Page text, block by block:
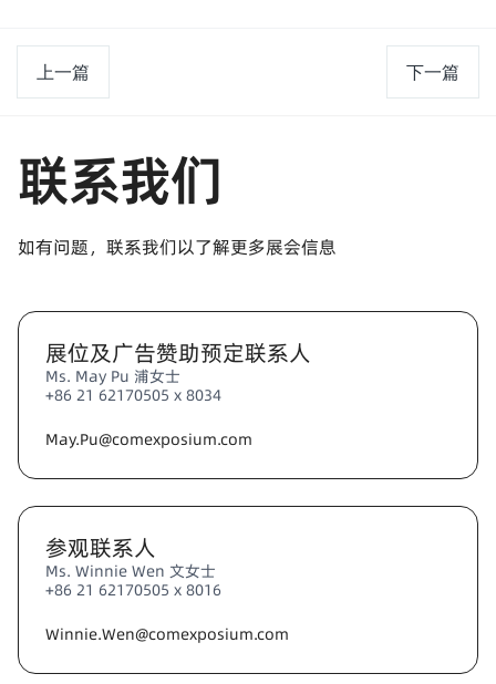
上一篇 下一篇
联系我们
如有问题，联系我们以了解更多展会信息
展位及广告赞助预定联系人
Ms. May Pu 浦女士
+86 21 62170505 x 8034
May.Pu@comexposium.com
参观联系人
Ms. Winnie Wen 文女士
+86 21 62170505 x 8016
Winnie.Wen@comexposium.com